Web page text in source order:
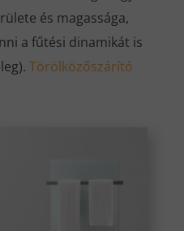
és magassága,
a fűtési dinamikát is
Törölközőszárító